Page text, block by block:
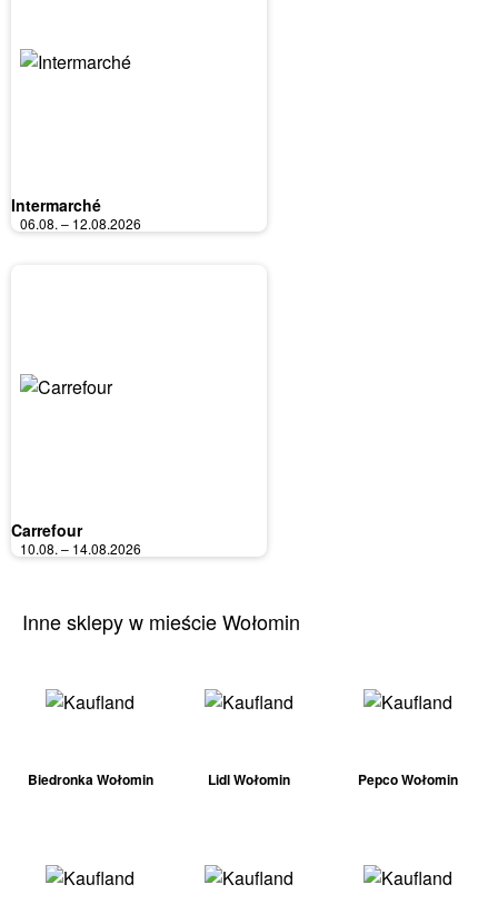
Intermarché
06.08. – 12.08.2026
Carrefour
10.08. – 14.08.2026
Inne sklepy w mieście Wołomin
Biedronka Wołomin Lidl Wołomin Pepco Wołomin